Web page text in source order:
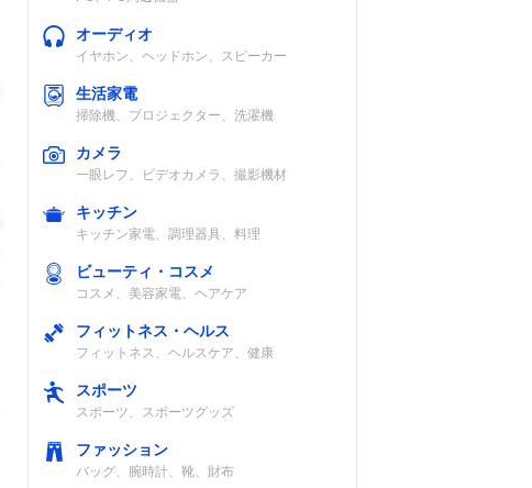
オーディオ
イヤホン、ヘッドホン、スピーカー
生活家電
掃除機、プロジェクター、洗濯機
カメラ
一眼レフ、ビデオカメラ、撮影機材
キッチン
キッチン家電、調理器具、料理
ビューティ・コスメ
コスメ、美容家電、ヘアケア
フィットネス・ヘルス
フィットネス、ヘルスケア、健康
スポーツ
スポーツ、スポーツグッズ
ファッション
バッグ、腕時計、靴、財布